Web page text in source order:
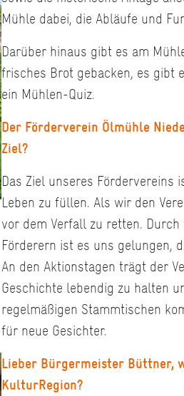
Mühle dabei, die Abläufe und
Darüber hinaus gibt es am
frisches Brot gebacken, es gibt
ein Mühlen-Quiz.
Der Förderverein Ölmühle
Ziel?
Das Ziel unseres
Leben zu füllen. Als wir den
vor dem Verfall zu retten.
Förderern ist es uns gelungen,
An den Aktionstagen trägt der
Geschichte lebendig zu halten
regelmäßigen Stammtischen
für neue Gesichter.
Lieber Bürgermeister Büttner,
KulturRegion?